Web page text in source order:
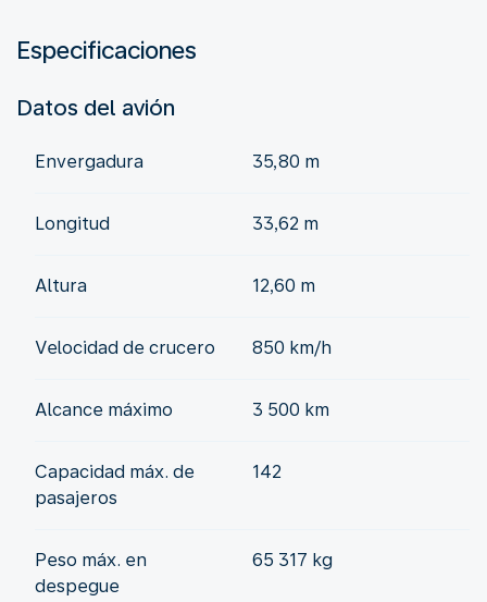
Especificaciones
Datos del avión
Envergadura 35,80 m
Longitud 33,62 m
Altura 12,60 m
Velocidad de crucero 850 km/h
Alcance máximo 3 500 km
Capacidad máx. de
pasajeros
142
Peso máx. en
despegue
65 317 kg